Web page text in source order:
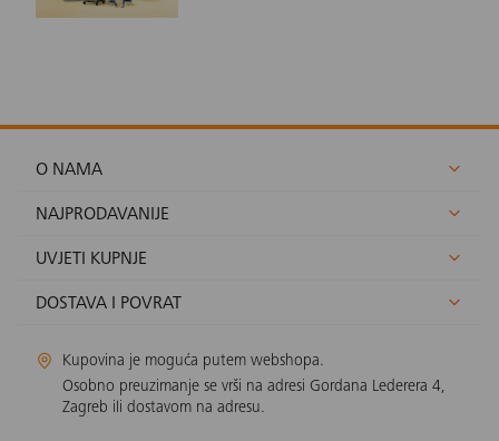
O NAMA
NAJPRODAVANIJE
UVJETI KUPNJE
DOSTAVA I POVRAT
Kupovina je moguća putem webshopa.
Osobno preuzimanje se vrši na adresi Gordana Lederera 4,
Zagreb ili dostavom na adresu.